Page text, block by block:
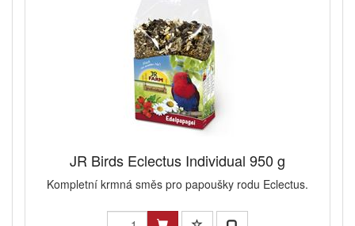
JR Birds Eclectus Individual 950 g
Kompletní krmná směs pro papoušky rodu Eclectus.